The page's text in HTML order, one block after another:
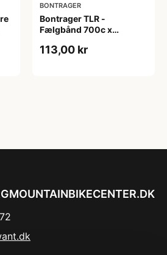
BONTRAGER
Bontrager TLR -
Fælgbånd 700c x
113,00 kr